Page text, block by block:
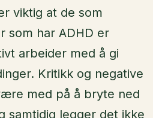
viktig at de som
som har ADHD er
arbeider med å gi
Kritikk og negative
med på å bryte ned
samtidig legger det ikke